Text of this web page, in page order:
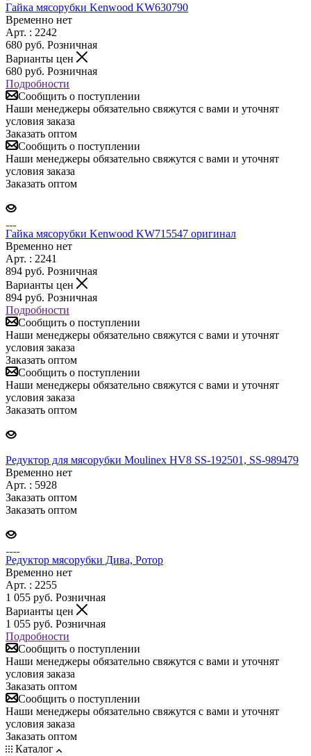
Гайка мясорубки Kenwood KW630790
Временно нет
Арт. : 2242
680 руб. Розничная
Варианты цен
680 руб. Розничная
Подробности
Сообщить о поступлении
Наши менеджеры обязательно свяжутся с вами и уточнят
условия заказа
Заказать оптом
Сообщить о поступлении
Наши менеджеры обязательно свяжутся с вами и уточнят
условия заказа
Заказать оптом
Гайка мясорубки Kenwood KW715547 оригинал
Временно нет
Арт. : 2241
894 руб. Розничная
Варианты цен
894 руб. Розничная
Подробности
Сообщить о поступлении
Наши менеджеры обязательно свяжутся с вами и уточнят
условия заказа
Заказать оптом
Сообщить о поступлении
Наши менеджеры обязательно свяжутся с вами и уточнят
условия заказа
Заказать оптом
Редуктор для мясорубки Moulinex HV8 SS-192501, SS-989479
Временно нет
Арт. : 5928
Заказать оптом
Заказать оптом
Редуктор мясорубки Дива, Ротор
Временно нет
Арт. : 2255
1 055 руб. Розничная
Варианты цен
1 055 руб. Розничная
Подробности
Сообщить о поступлении
Наши менеджеры обязательно свяжутся с вами и уточнят
условия заказа
Заказать оптом
Сообщить о поступлении
Наши менеджеры обязательно свяжутся с вами и уточнят
условия заказа
Заказать оптом
Каталог